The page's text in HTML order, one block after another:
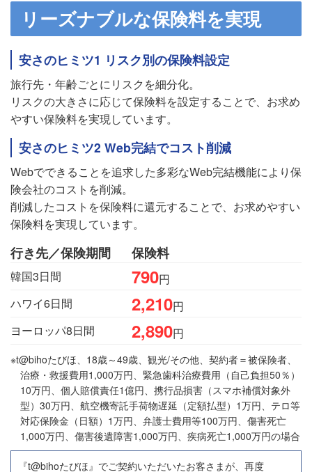
リーズナブルな保険料を実現
安さのヒミツ1 リスク別の保険料設定
旅行先・年齢ごとにリスクを細分化。
リスクの大きさに応じて保険料を設定することで、お求め
やすい保険料を実現しています。
安さのヒミツ2 Web完結でコスト削減
Webでできることを追求した多彩なWeb完結機能により保
険会社のコストを削減。
削減したコストを保険料に還元することで、お求めやすい
保険料を実現しています。
行き先／保険期間 保険料
韓国3日間 790円
ハワイ6日間
2,210円
ヨーロッパ8日間
2,890円
※t@bihoたびほ、18歳～49歳、観光/その他、契約者＝被保険者、
治療・救援費用1,000万円、緊急歯科治療費用（自己負担50％）
10万円、個人賠償責任1億円、携行品損害（スマホ補償対象外
型）30万円、航空機寄託手荷物遅延（定額払型）1万円、テロ等
対応保険金（日額）1万円、弁護士費用等100万円、傷害死亡
1,000万円、傷害後遺障害1,000万円、疾病死亡1,000万円の場合
『t@bihoたびほ』でご契約いただいたお客さまが、再度